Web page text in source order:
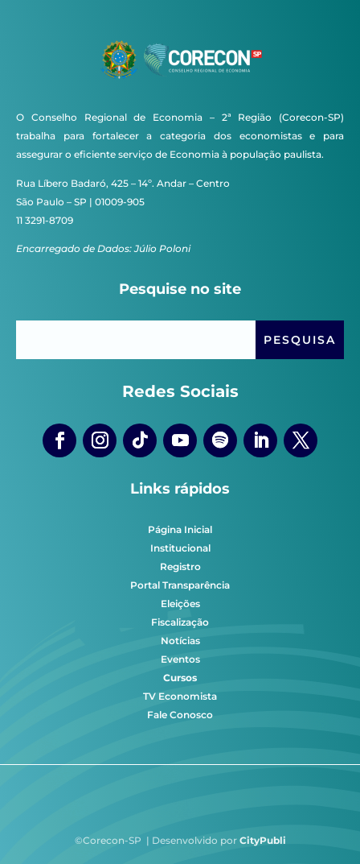
O Conselho Regional de Economia – 2ª Região (Corecon-SP)
trabalha para fortalecer a categoria dos economistas e para
assegurar o eficiente serviço de Economia à população paulista.
Rua Líbero Badaró, 425 – 14º. Andar – Centro
São Paulo – SP | 01009-905
11 3291-8709
Encarregado de Dados: Júlio Poloni
Pesquise no site
Redes Sociais
Links rápidos
Página Inicial
Institucional
Registro
Portal Transparência
Eleições
Fiscalização
Notícias
Eventos
Cursos
TV Economista
Fale Conosco
©Corecon-SP | Desenvolvido por CityPubli